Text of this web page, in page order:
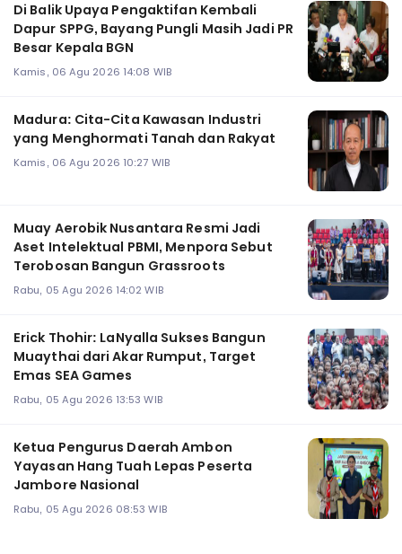
Di Balik Upaya Pengaktifan Kembali
Dapur SPPG, Bayang Pungli Masih Jadi PR
Besar Kepala BGN
Kamis, 06 Agu 2026 14:08 WIB
Madura: Cita-Cita Kawasan Industri
yang Menghormati Tanah dan Rakyat
Kamis, 06 Agu 2026 10:27 WIB
Muay Aerobik Nusantara Resmi Jadi
Aset Intelektual PBMI, Menpora Sebut
Terobosan Bangun Grassroots
Rabu, 05 Agu 2026 14:02 WIB
Erick Thohir: LaNyalla Sukses Bangun
Muaythai dari Akar Rumput, Target
Emas SEA Games
Rabu, 05 Agu 2026 13:53 WIB
Ketua Pengurus Daerah Ambon
Yayasan Hang Tuah Lepas Peserta
Jambore Nasional
Rabu, 05 Agu 2026 08:53 WIB